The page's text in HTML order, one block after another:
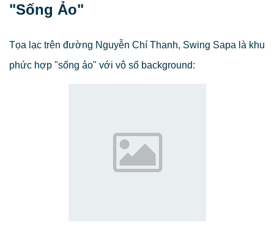
"Sống Ảo"
Tọa lạc trên đường Nguyễn Chí Thanh, Swing Sapa là khu
phức hợp "sống ảo" với vô số background: